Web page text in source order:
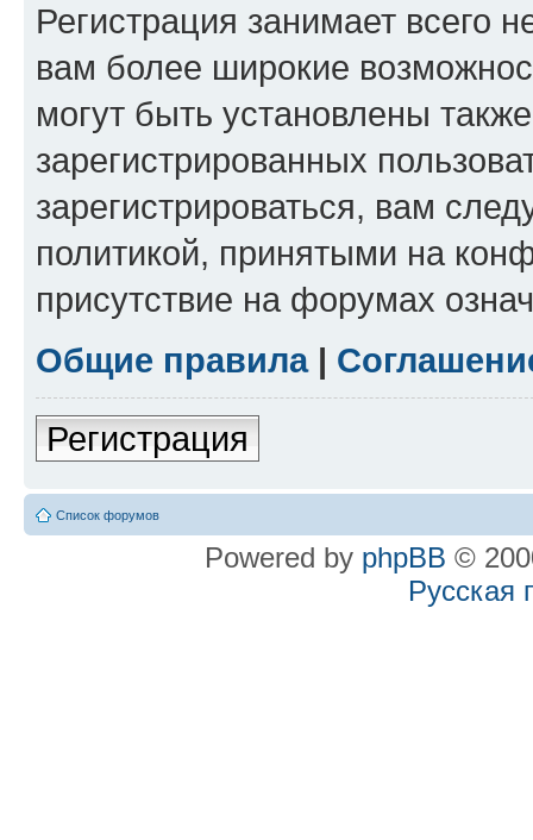
Регистрация занимает всего
вам более широкие
могут быть установлены
зарегистрированных
зарегистрироваться, вам
политикой, принятыми на
присутствие на форумах
Общие правила|
Регистрация
Список форумов
Powered by phpBB ©
Русская